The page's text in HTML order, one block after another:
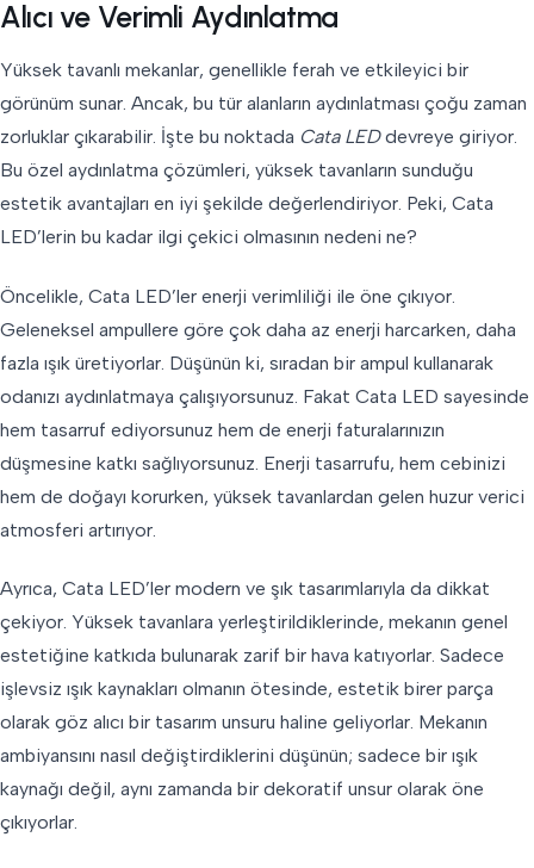
Alıcı ve Verimli Aydınlatma
Yüksek tavanlı mekanlar, genellikle ferah ve etkileyici bir
görünüm sunar. Ancak, bu tür alanların aydınlatması çoğu zaman
zorluklar çıkarabilir. İşte bu noktada Cata LEDdevreye giriyor.
Bu özel aydınlatma çözümleri, yüksek tavanların sunduğu
estetik avantajları en iyi şekilde değerlendiriyor. Peki, Cata
LED’lerin bu kadar ilgi çekici olmasının nedeni ne?
Öncelikle, Cata LED’ler enerji verimliliği ile öne çıkıyor.
Geleneksel ampullere göre çok daha az enerji harcarken, daha
fazla ışık üretiyorlar. Düşünün ki, sıradan bir ampul kullanarak
odanızı aydınlatmaya çalışıyorsunuz. Fakat Cata LED sayesinde
hem tasarruf ediyorsunuz hem de enerji faturalarınızın
düşmesine katkı sağlıyorsunuz. Enerji tasarrufu, hem cebinizi
hem de doğayı korurken, yüksek tavanlardan gelen huzur verici
atmosferi artırıyor.
Ayrıca, Cata LED’ler modern ve şık tasarımlarıyla da dikkat
çekiyor. Yüksek tavanlara yerleştirildiklerinde, mekanın genel
estetiğine katkıda bulunarak zarif bir hava katıyorlar. Sadece
işlevsiz ışık kaynakları olmanın ötesinde, estetik birer parça
olarak göz alıcı bir tasarım unsuru haline geliyorlar. Mekanın
ambiyansını nasıl değiştirdiklerini düşünün; sadece bir ışık
kaynağı değil, aynı zamanda bir dekoratif unsur olarak öne
çıkıyorlar.